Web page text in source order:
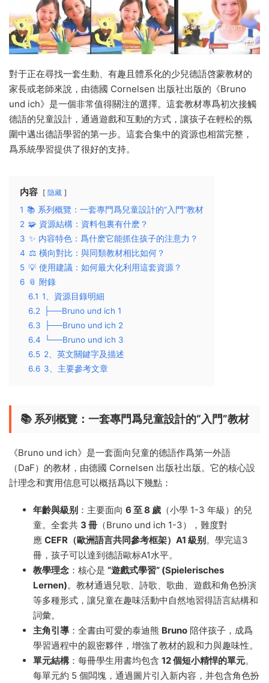
對于正在尋找一套生動、有趣且體系化的少兒德語啓蒙教材的
家長或老師來說，由德國 Cornelsen 出版社出版的《Bruno
und ich》是一個非常值得關注的選擇。這套教材專爲初次接觸
德語的兒童設計，通過遊戲和互動的方式，讓孩子在輕松的氛
圍中邁出德語學習的第一步。這套合集中的資源也相當完整，
爲系統學習提供了很好的支持。
内容 隐藏
1 📚 系列概覽：一套專門爲兒童設計的“入門”教材
2 🧩 資源結構：資料包裏有什麽？
3 ✨ 内容特色：爲什麽它能抓住孩子的注意力？
4 ⚖️ 橫向對比：與同類教材相比如何？
5 💡 使用建議：如何最大化利用這套資源？
6 📎 附錄
6.1 1、資源目錄明細
6.2
├──Bruno und ich 1
6.3
├──Bruno und ich 2
6.4
└──Bruno und ich 3
6.5 2、英文關鍵字及描述
6.6 3、主要參考文章
📚 系列概覽：一套專門爲兒童設計的“入門”教材
《Bruno und ich》是一套面向兒童的德語作爲第一外語
（DaF）的教材，由德國 Cornelsen 出版社出版。它的核心設
計理念和實用信息可以概括爲以下幾點：
年齡與級别 ：主要面向 6 至 8 歲 （小學 1-3 年級）的兒
童。全套共 3 冊 （Bruno und ich 1-3），難度對
應 CEFR（歐洲語言共同參考框架）A1 級别。學完這3
冊，孩子可以達到德語歐标A1水平。
教學理念 ：核心是 “遊戲式學習” (Spielerisches
Lernen)。教材通過兒歌、詩歌、歌曲、遊戲和角色扮演
等多種形式，讓兒童在趣味活動中自然地習得語言結構和
詞彙。
主角引導 ：全書由可愛的泰迪熊 Bruno 陪伴孩子，成爲
學習過程中的親密夥伴，增強了教材的親和力與趣味性。
單元結構 ：每冊學生用書均包含 12 個短小精悍的單元。
每單元約 5 個闆塊，通過圖片引入新内容，并包含角色扮